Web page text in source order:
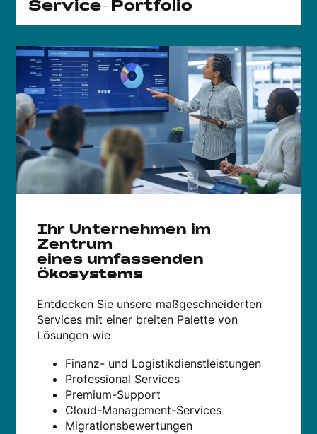
Service-Portfolio
Ihr Unternehmen im
Zentrum
eines umfassenden
Ökosystems
Entdecken Sie unsere maßgeschneiderten
Services mit einer breiten Palette von
Lösungen wie
Finanz- und Logistikdienstleistungen
Professional Services
Premium-Support
Cloud-Management-Services
Migrationsbewertungen